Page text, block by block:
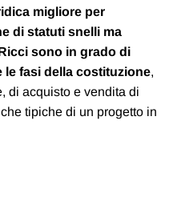
migliore per
di statuti snelli ma
sono in grado di
fasi della costituzione,
di acquisto e vendita di
tipiche di un progetto in